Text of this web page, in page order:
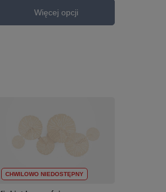
Więcej opcji
CHWILOWO NIEDOSTĘPNY